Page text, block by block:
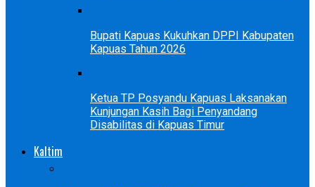
Bupati Kapuas Kukuhkan DPPI Kabupaten
Kapuas Tahun 2026
Ketua TP Posyandu Kapuas Laksanakan
Kunjungan Kasih Bagi Penyandang
Disabilitas di Kapuas Timur
Kaltim